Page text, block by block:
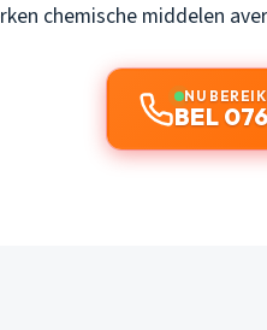
chemische middelen
NU
BEL